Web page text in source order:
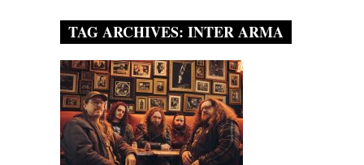
TAG ARCHIVES: INTER ARMA